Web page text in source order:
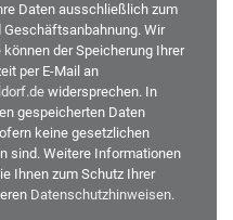
Daten ausschließlich zum
Wir
der Speicherung Ihrer
per E-Mail an
widersprechen. In
gespeicherten Daten
keine gesetzlichen
sind. Weitere Informationen
Ihnen zum Schutz Ihrer
Datenschutzhinweisen.